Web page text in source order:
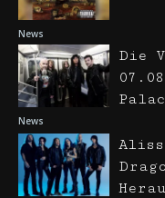
News
News
Die